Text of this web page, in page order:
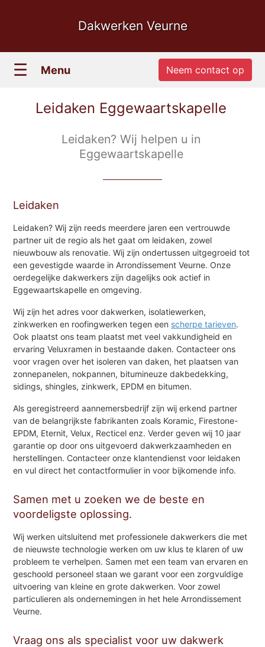
Dakwerken Veurne
☰ Menu Neem contact op
Leidaken Eggewaartskapelle
Leidaken? Wij helpen u in
Eggewaartskapelle
Leidaken
Leidaken? Wij zijn reeds meerdere jaren een vertrouwde
partner uit de regio als het gaat om leidaken, zowel
nieuwbouw als renovatie. Wij zijn ondertussen uitgegroeid tot
een gevestigde waarde in Arrondissement Veurne. Onze
oerdegelijke dakwerkers zijn dagelijks ook actief in
Eggewaartskapelle en omgeving.
Wij zijn het adres voor dakwerken, isolatiewerken,
zinkwerken en roofingwerken tegen een scherpe tarieven.
Ook plaatst ons team plaatst met veel vakkundigheid en
ervaring Veluxramen in bestaande daken. Contacteer ons
voor vragen over het isoleren van daken, het plaatsen van
zonnepanelen, nokpannen, bitumineuze dakbedekking,
sidings, shingles, zinkwerk, EPDM en bitumen.
Als geregistreerd aannemersbedrijf zijn wij erkend partner
van de belangrijkste fabrikanten zoals Koramic, Firestone-
EPDM, Eternit, Velux, Recticel enz. Verder geven wij 10 jaar
garantie op door ons uitgevoerd dakwerkzaamheden en
herstellingen. Contacteer onze klantendienst voor leidaken
en vul direct het contactformulier in voor bijkomende info.
Samen met u zoeken we de beste en
voordeligste oplossing.
Wij werken uitsluitend met professionele dakwerkers die met
de nieuwste technologie werken om uw klus te klaren of uw
probleem te verhelpen. Samen met een team van ervaren en
geschoold personeel staan we garant voor een zorgvuldige
uitvoering van kleine en grote dakwerken. Voor zowel
particulieren als ondernemingen in het hele Arrondissement
Veurne.
Vraag ons als specialist voor uw dakwerk